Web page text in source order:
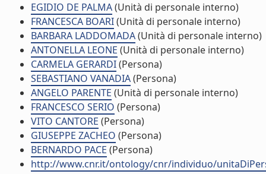
EGIDIO DE PALMA(Unità di personale interno)
FRANCESCA BOARI(Unità di personale interno)
BARBARA LADDOMADA(Unità di personale interno)
ANTONELLA LEONE (Unità di personale interno)
CARMELA GERARDI(Persona)
SEBASTIANO VANADIA(Persona)
ANGELO PARENTE (Unità di personale interno)
FRANCESCO SERIO (Persona)
VITO CANTORE (Persona)
GIUSEPPE ZACHEO (Persona)
BERNARDO PACE (Persona)
http://www.cnr.it/ontology/cnr/individuo/